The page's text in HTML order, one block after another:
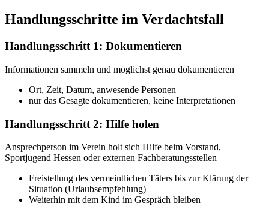
Handlungsschritte im Verdachtsfall
Handlungsschritt 1: Dokumentieren
Informationen sammeln und möglichst genau dokumentieren
Ort, Zeit, Datum, anwesende Personen
nur das Gesagte dokumentieren, keine Interpretationen
Handlungsschritt 2: Hilfe holen
Ansprechperson im Verein holt sich Hilfe beim Vorstand,
Sportjugend Hessen oder externen Fachberatungsstellen
Freistellung des vermeintlichen Täters bis zur Klärung der
Situation (Urlaubsempfehlung)
Weiterhin mit dem Kind im Gespräch bleiben